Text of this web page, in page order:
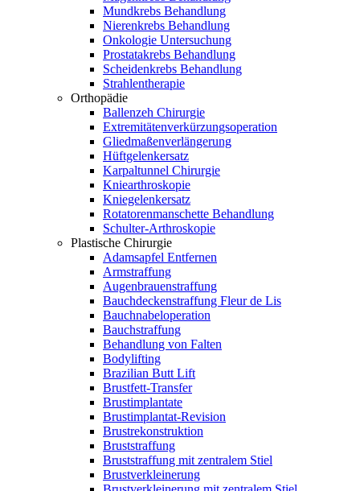
Mundkrebs Behandlung
Nierenkrebs Behandlung
Onkologie Untersuchung
Prostatakrebs Behandlung
Scheidenkrebs Behandlung
Strahlentherapie
Orthopädie
Ballenzeh Chirurgie
Extremitätenverkürzungsoperation
Gliedmaßenverlängerung
Hüftgelenkersatz
Karpaltunnel Chirurgie
Kniearthroskopie
Kniegelenkersatz
Rotatorenmanschette Behandlung
Schulter-Arthroskopie
Plastische Chirurgie
Adamsapfel Entfernen
Armstraffung
Augenbrauenstraffung
Bauchdeckenstraffung Fleur de Lis
Bauchnabeloperation
Bauchstraffung
Behandlung von Falten
Bodylifting
Brazilian Butt Lift
Brustfett-Transfer
Brustimplantate
Brustimplantat-Revision
Brustrekonstruktion
Bruststraffung
Bruststraffung mit zentralem Stiel
Brustverkleinerung